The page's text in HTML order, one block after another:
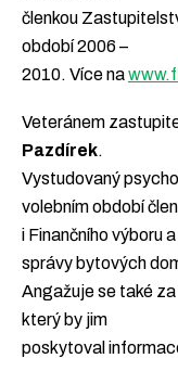
členkou
období 2006 –
2010. Více na
Veteránem
Pazdírek.
Vystudovaný
volebním období
i Finančního výboru
správy bytových
Angažuje se také
který by jim
poskytoval